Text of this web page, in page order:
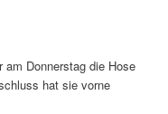
Donnerstag die Hose
hat sie vorne